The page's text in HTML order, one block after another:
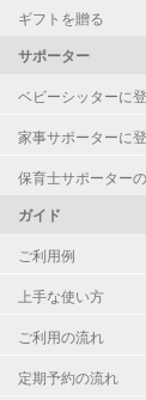
ギフトを贈る
サポーター
ベビーシッターに
家事サポーターに
保育士サポーター
ガイド
ご利用例
上手な使い方
ご利用の流れ
定期予約の流れ